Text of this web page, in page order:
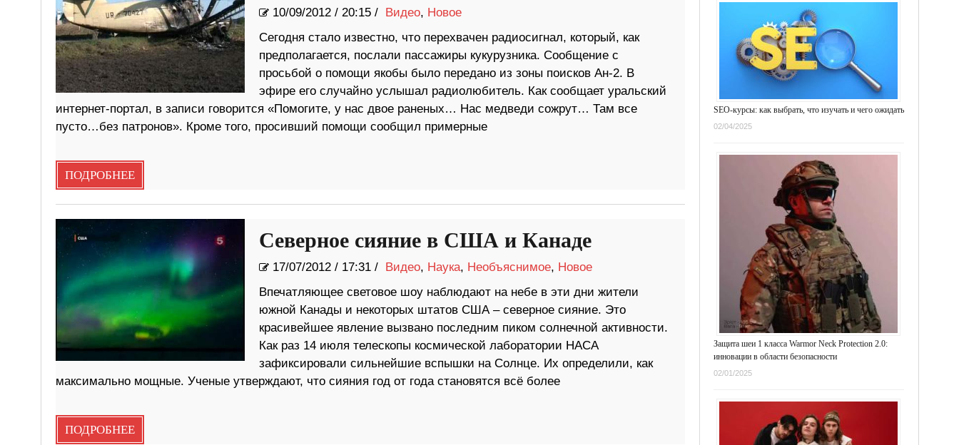
10/09/2012/ 20:15 / Видео, Новое
Сегодня стало известно, что перехвачен радиосигнал, который, как
предполагается, послали пассажиры кукурузника. Сообщение с
просьбой о помощи якобы было передано из зоны поисков Ан-2. В
эфире его случайно услышал радиолюбитель. Как сообщает уральский
интернет-портал, в записи говорится «Помогите, у нас двое раненых… Нас медведи сожрут… Там все
пусто…без патронов». Кроме того, просивший помощи сообщил примерные
ПОДРОБНЕЕ
Северное сияние в США и Канаде
17/07/2012/ 17:31 / Видео, Наука, Необъяснимое, Новое
Впечатляющее световое шоу наблюдают на небе в эти дни жители
южной Канады и некоторых штатов США – северное сияние. Это
красивейшее явление вызвано последним пиком солнечной активности.
Как раз 14 июля телескопы космической лаборатории НАСА
зафиксировали сильнейшие вспышки на Солнце. Их определили, как
максимально мощные. Ученые утверждают, что сияния год от года становятся всё более
ПОДРОБНЕЕ
SEO-курсы: как выбрать, что изучать и чего ожидать
02/04/2025
Защита шеи 1 класса Warmor Neck Protection 2.0:
инновации в области безопасности
02/01/2025